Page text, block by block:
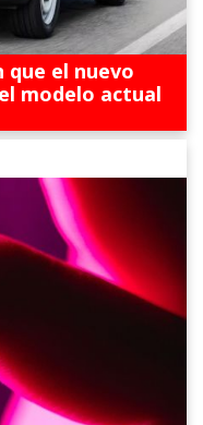
que el nuevo
modelo actual